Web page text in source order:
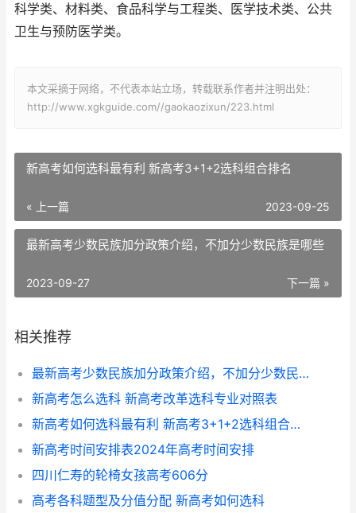
科学类、材料类、食品科学与工程类、医学技术类、公共
卫生与预防医学类。
本文采摘于网络，不代表本站立场，转载联系作者并注明出处：
http://www.xgkguide.com//gaokaozixun/223.html
新高考如何选科最有利 新高考3+1+2选科组合排名
« 上一篇 2023-09-25
最新高考少数民族加分政策介绍，不加分少数民族是哪些
下一篇 »
2023-09-27
相关推荐
最新高考少数民族加分政策介绍，不加分少数民族是哪些
新高考怎么选科 新高考改革选科专业对照表
新高考如何选科最有利 新高考3+1+2选科组合排名
新高考时间安排表2024年高考时间安排
四川仁寿的轮椅女孩高考606分
高考各科题型及分值分配 新高考如何选科